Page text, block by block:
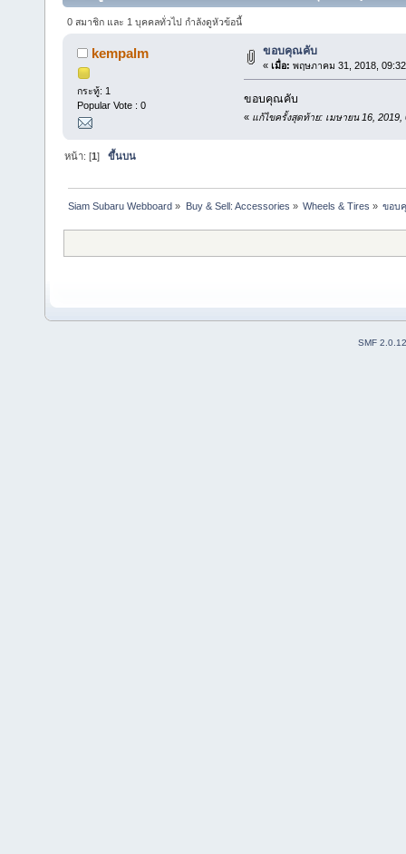
0 สมาชิก และ 1 บุคคลทั่วไป กำลังดูหัวข้อนี้
kempalm
กระทู้: 1
Popular Vote : 0
ขอบคุณคับ
« เมื่อ: พฤษภาคม 31, 2018,
ขอบคุณคับ
« แก้ไขครั้งสุดท้าย: เมษายน 16, 2019,
หน้า: [1]ขึ้นบน
Siam Subaru Webboard » Buy & Sell: Accessories » Wheels & Tires » ขอบ
SMF 2.0.12